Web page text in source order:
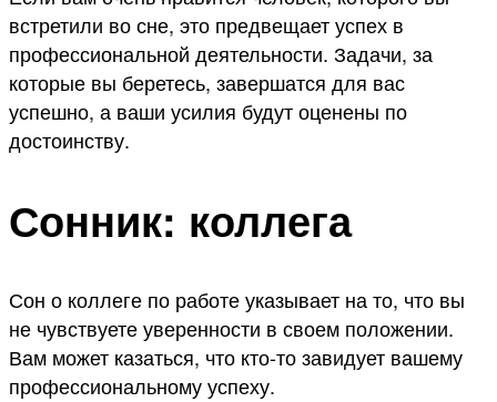
встретили во сне, это предвещает успех в
профессиональной деятельности. Задачи, за
которые вы беретесь, завершатся для вас
успешно, а ваши усилия будут оценены по
достоинству.
Сонник: коллега
Сон о коллеге по работе указывает на то, что вы
не чувствуете уверенности в своем положении.
Вам может казаться, что кто-то завидует вашему
профессиональному успеху.